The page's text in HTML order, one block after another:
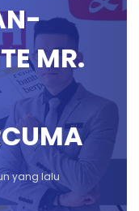
MR.
yang lalu